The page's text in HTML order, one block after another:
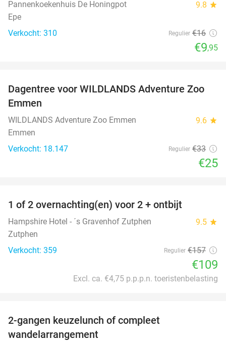
Pannenkoekenhuis De Honingpot 9.8 star
Epe
Verkocht: 310
Regulier €16
€9,95
24%
Dagentree voor WILDLANDS Adventure Zoo
Emmen
WILDLANDS Adventure Zoo Emmen 9.6 star
Emmen
Verkocht: 18.147
Regulier €33
€25
1 of 2 overnachting(en) voor 2 + ontbijt
Hampshire Hotel - ´s Gravenhof Zutphen 9.5 star
Zutphen
Verkocht: 359
Regulier €157
€109
Excl. ca. €4,75 p.p.p.n. toeristenbelasting
2-gangen keuzelunch of compleet
wandelarrangement